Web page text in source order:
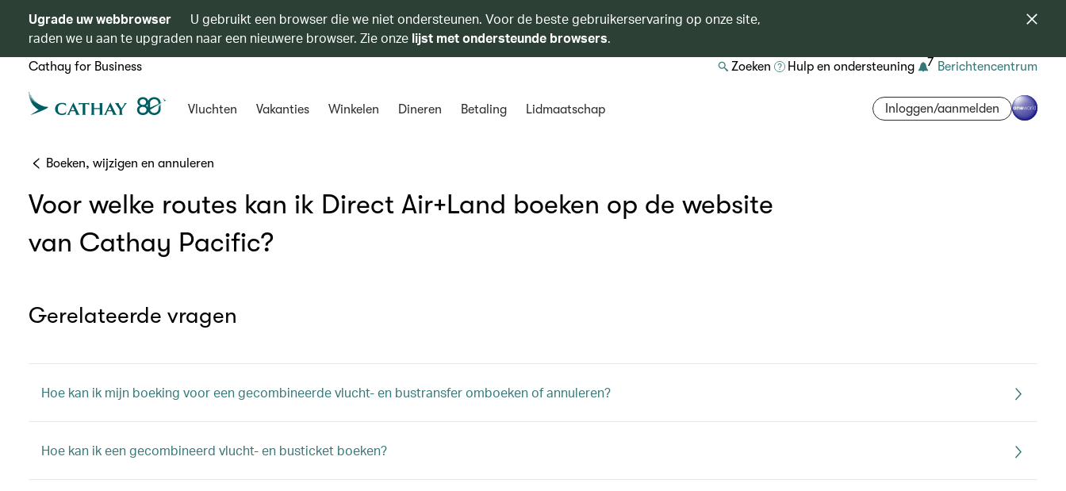
Ugrade uw webbrowser
U gebruikt een browser die we niet ondersteunen. Voor de beste gebruikerservaring op onze site,
raden we u aan te upgraden naar een nieuwere browser. Zie onze lijst met ondersteunde browsers.
Cathay for Business Zoeken Hulp en ondersteuning 7 Berichtencentrum
Vluchten Vakanties Winkelen Dineren Betaling Lidmaatschap Inloggen/aanmelden
Boeken, wijzigen en annuleren
Voor welke routes kan ik Direct Air+Land boeken op de website
van Cathay Pacific?
Gerelateerde vragen
Hoe kan ik mijn boeking voor een gecombineerde vlucht- en bustransfer omboeken of annuleren?
Hoe kan ik een gecombineerd vlucht- en busticket boeken?